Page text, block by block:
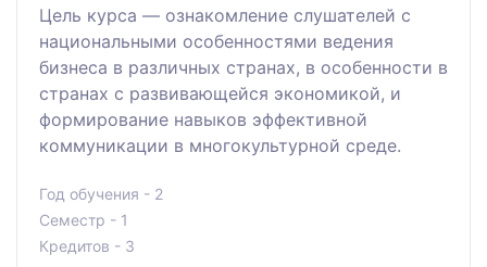
Цель курса — ознакомление слушателей с
национальными особенностями ведения
бизнеса в различных странах, в особенности в
странах с развивающейся экономикой, и
формирование навыков эффективной
коммуникации в многокультурной среде.
Год обучения - 2
Семестр - 1
Кредитов - 3